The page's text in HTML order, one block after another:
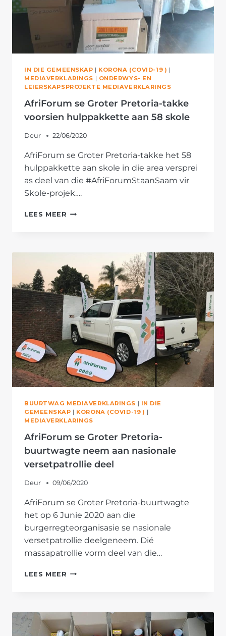
IN DIE GEMEENSKAP | KORONA (COVID-19 ) |
MEDIAVERKLARINGS | ONDERWYS- EN
LEIERSKAPSPROJEKTE MEDIAVERKLARINGS
AfriForum se Groter Pretoria-takke
voorsien hulppakkette aan 58 skole
Deur 22/06/2020
AfriForum se Groter Pretoria-takke het 58
hulppakkette aan skole in die area versprei
as deel van die #AfriForumStaanSaam vir
Skole-projek….
LEES MEER AFRIFORUM
HULPPAKKETTE
AAN
58
SKOLE
BUURTWAG MEDIAVERKLARINGS | IN DIE
GEMEENSKAP | KORONA (COVID-19 ) |
MEDIAVERKLARINGS
AfriForum se Groter Pretoria-
buurtwagte neem aan nasionale
versetpatrollie deel
Deur 09/06/2020
AfriForum se Groter Pretoria-buurtwagte
het op 6 Junie 2020 aan die
burgerregteorganisasie se nasionale
versetpatrollie deelgeneem. Dié
massapatrollie vorm deel van die…
LEES MEER AFRIFORUM
BUURTWAGTE
NEEM
AAN